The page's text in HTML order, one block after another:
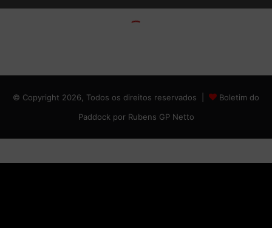
© Copyright 2026, Todos os direitos reservados |
Boletim do
Paddock por Rubens GP Netto